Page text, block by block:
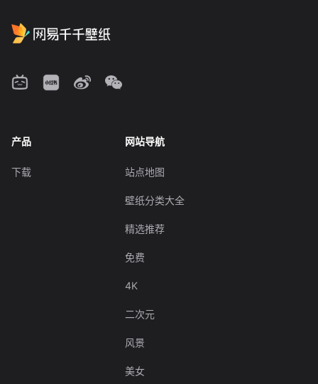
产品
下载
网站导航
站点地图
壁纸分类大全
精选推荐
免费
4K
二次元
风景
美女